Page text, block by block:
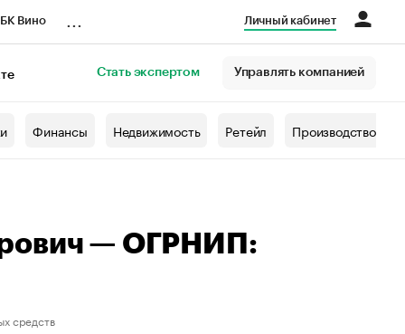
Вино Личный кабинет
Стать экспертом Управлять компанией
Финансы Недвижимость Ретейл Производство
— ОГРНИП:
средств